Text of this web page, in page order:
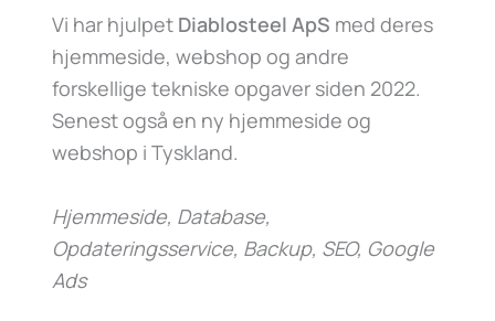
Vi har hjulpet Diablosteel ApS med deres
hjemmeside, webshop og andre
forskellige tekniske opgaver siden 2022.
Senest også en ny hjemmeside og
webshop i Tyskland.
Hjemmeside, Database,
Opdateringsservice, Backup, SEO, Google
Ads